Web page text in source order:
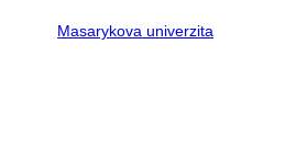
Masarykova univerzita